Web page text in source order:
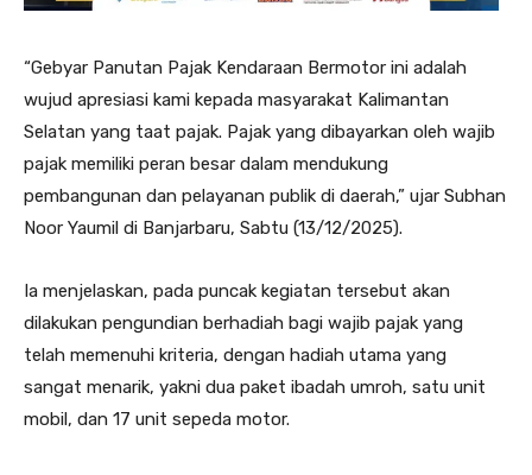
“Gebyar Panutan Pajak Kendaraan Bermotor ini adalah
wujud apresiasi kami kepada masyarakat Kalimantan
Selatan yang taat pajak. Pajak yang dibayarkan oleh wajib
pajak memiliki peran besar dalam mendukung
pembangunan dan pelayanan publik di daerah,” ujar Subhan
Noor Yaumil di Banjarbaru, Sabtu (13/12/2025).
Ia menjelaskan, pada puncak kegiatan tersebut akan
dilakukan pengundian berhadiah bagi wajib pajak yang
telah memenuhi kriteria, dengan hadiah utama yang
sangat menarik, yakni dua paket ibadah umroh, satu unit
mobil, dan 17 unit sepeda motor.